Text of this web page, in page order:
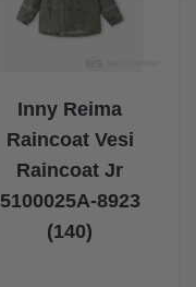
Inny Reima
Raincoat Vesi
Raincoat Jr
5100025A-8923
(140)